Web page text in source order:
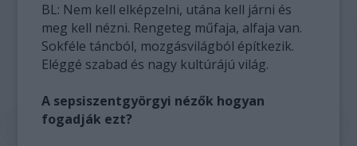
BL: Nem kell elképzelni, utána kell járni és
meg kell nézni. Rengeteg műfaja, alfaja van.
Sokféle táncból, mozgásvilágból építkezik.
Eléggé szabad és nagy kultúrájú világ.
A sepsiszentgyörgyi nézők hogyan
fogadják ezt?